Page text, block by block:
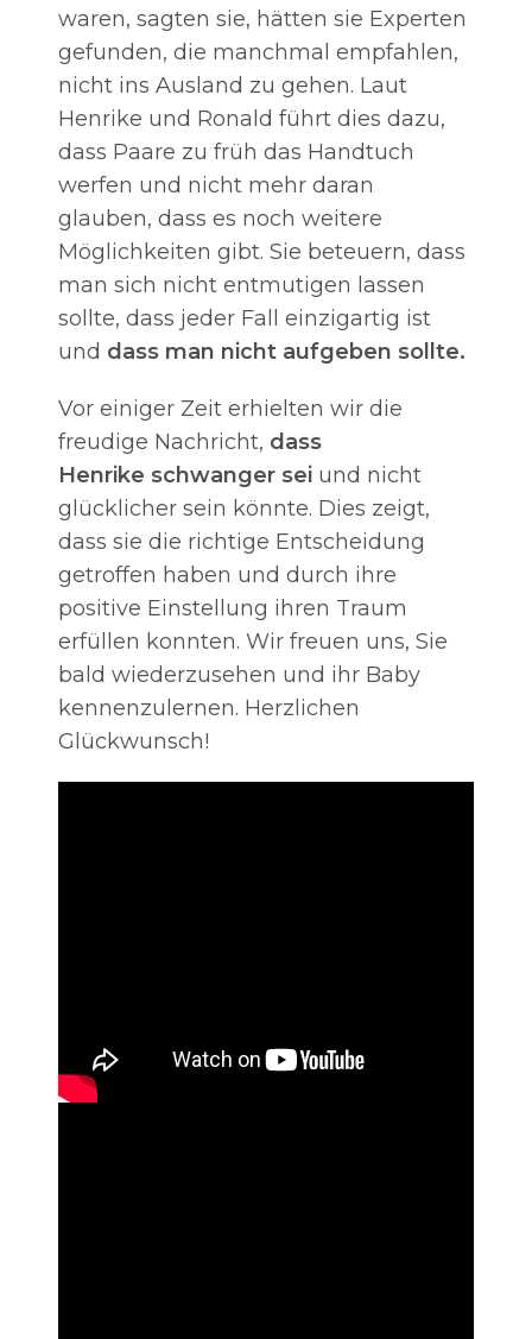
waren, sagten sie, hätten sie Experten
gefunden, die manchmal empfahlen,
nicht ins Ausland zu gehen. Laut
Henrike und Ronald führt dies dazu,
dass Paare zu früh das Handtuch
werfen und nicht mehr daran
glauben, dass es noch weitere
Möglichkeiten gibt. Sie beteuern, dass
man sich nicht entmutigen lassen
sollte, dass jeder Fall einzigartig ist
und dass man nicht aufgeben sollte.
Vor einiger Zeit erhielten wir die
freudige Nachricht, dass
Henrike schwanger sei und nicht
glücklicher sein könnte. Dies zeigt,
dass sie die richtige Entscheidung
getroffen haben und durch ihre
positive Einstellung ihren Traum
erfüllen konnten. Wir freuen uns, Sie
bald wiederzusehen und ihr Baby
kennenzulernen. Herzlichen
Glückwunsch!